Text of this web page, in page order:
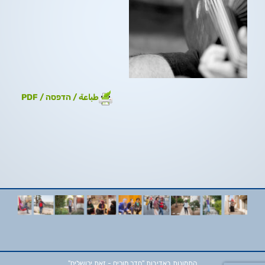
طباعة / הדפסה / PDF
התמונות באדיבות "חדר מורים - זאת ירושלים"